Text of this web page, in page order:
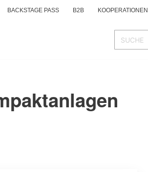
BACKSTAGE PASS B2B KOOPERATIONEN